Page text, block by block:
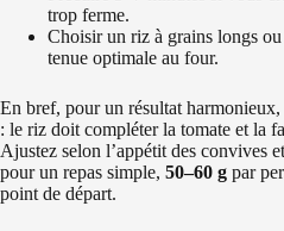
trop ferme.
Choisir un riz à grains longs
tenue optimale au four.
En bref, pour un résultat
: le riz doit compléter la tomate et la
Ajustez selon l’appétit des convives
pour un repas simple, 50–60 g par
point de départ.